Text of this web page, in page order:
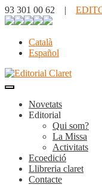
93 301 00 62 |
Català
Español
Novetats
Editorial
Qui som?
La Missa
Activitats
Ecoedició
Llibreria claret
Contacte